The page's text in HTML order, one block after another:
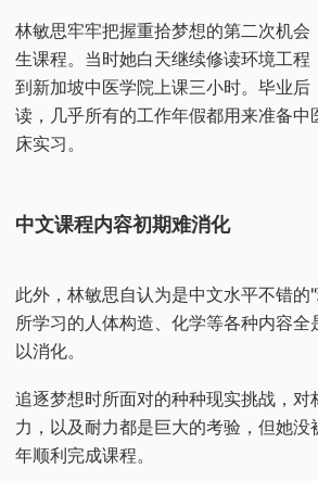
林敏思牢牢把握重拾梦想的第二次机会
生课程。当时她白天继续修读环境工程
到新加坡中医学院上课三小时。毕业后
读，几乎所有的工作年假都用来准备中
床实习。
中文课程内容初期难消化
此外，林敏思自认为是中文水平不错的
所学习的人体构造、化学等各种内容全
以消化。
追逐梦想时所面对的种种现实挑战，对
力，以及耐力都是巨大的考验，但她
年顺利完成课程。